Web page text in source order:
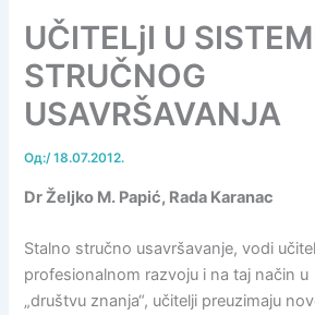
UČITELjI U
STRUČNOG
USAVRŠAVANJA
Од:/18.07.2012.
Dr Željko M. Papić, Rada Karanac
Stalno stručno usavršavanje, vodi
profesionalnom razvoju i na taj način
„društvu znanja“, učitelji preuzimaju